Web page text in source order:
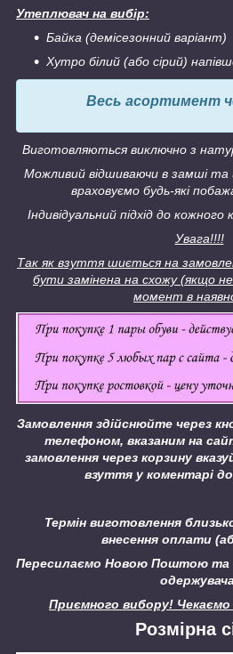
Утеплювач на вибір:
Байка (демісезонний варіант)
Хутро білий (або сірий)
Весь асортимент
Виготовляються виключно з
Можливий відшиваючи в замші та
враховуємо будь-які
Індивідуальний підхід до
Увага!!!!
Так як взуття шиється на
бути замінена на схожу (якщо
момент в
Замовлення здійснюйте через
телефоном, вказаним на
замовлення через корзину
взуття у коментарі
Термін виготовлення
внесення оплати
Пересилаємо Новою Поштою та
Приємного вибору!
Розмірна